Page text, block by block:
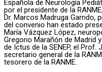
Española de Neurología
por el presidente de la
Dr. Marcos Madruga Garrido,
del convenio han estado
María Vázquez López,
Gregorio Marañón de Madrid
de Ictus de la SENEP, el Prof.
secretario general de la
tesorero de la RANME.